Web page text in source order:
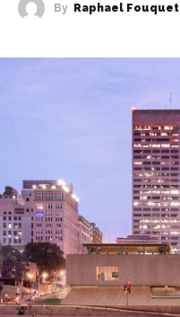
By Raphael Fouquet